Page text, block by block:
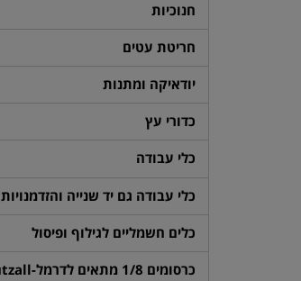
חנוכיות
חריטת עטים
יודאיקה ומתנות
כדורי עץ
כלי עבודה
כלי עבודה גם יד שנייה והזדמנויות
כלים חשמליים לגילוף ופיסול
כרסומים 1/8 מתאים לדרמל-Kutzall